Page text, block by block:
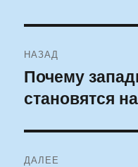
по
записям
НАЗАД
Предыдущая
запись:
Почему
становятся
ДАЛЕЕ